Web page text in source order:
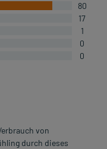
80
17
1
0
0
von
durch dieses